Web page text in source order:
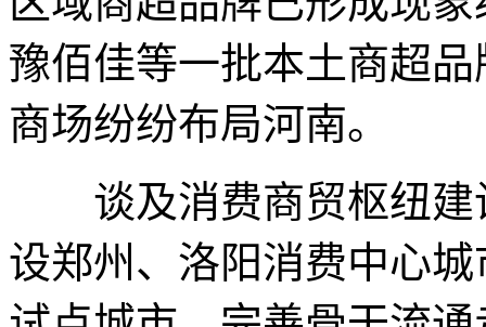
豫佰佳等一批本土商超
商场纷纷布局河南。
谈及消费商贸枢纽建
设郑州、洛阳消费中心